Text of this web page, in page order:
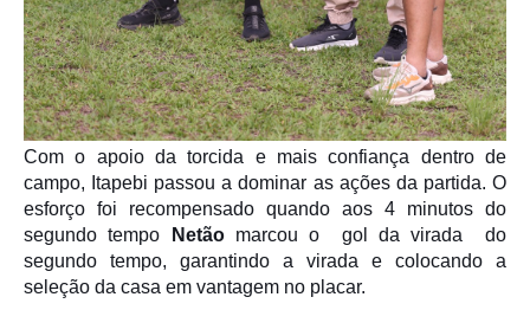
Com o apoio da torcida e mais confiança dentro de
campo, Itapebi passou a dominar as ações da partida. O
esforço foi recompensado quando aos 4 minutos do
segundo tempo
Netãomarcou o gol da virada do
segundo tempo, garantindo a virada e colocando a
seleção da casa em vantagem no placar.